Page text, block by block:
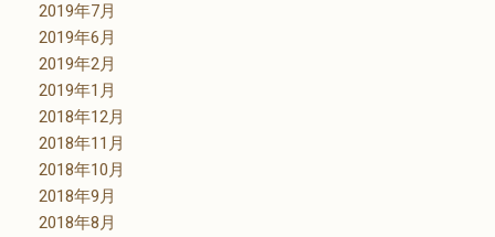
2019年7月
2019年6月
2019年2月
2019年1月
2018年12月
2018年11月
2018年10月
2018年9月
2018年8月